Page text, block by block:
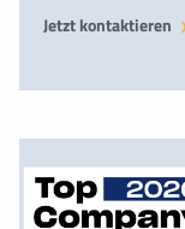
Jetzt kontaktieren